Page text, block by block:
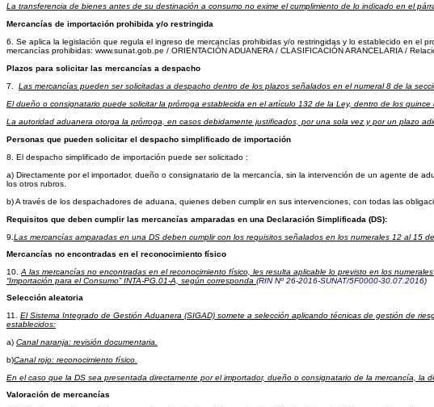
La transferencia de bienes antes de su destinación a consumo no exime el cumplimiento de lo indicado en el
Mercancías de importación prohibida y/o restringida
6.
Se aplica la legislación que regula el ingreso de mercancías prohibidas y/o restringidas y lo establecido en el
mercancías prohibidas: www.sunat.gob.pe / ORIENTACIÓN ADUANERA / CLASIFICACIÓN ARANCELARIA /
Plazos para solicitar las mercancías a despacho
7.
Las mercancías pueden ser solicitadas a despacho dentro de los plazos señalados en el numeral 8 de la
El dueño o consignatario puede solicitar la prórroga establecida en el artículo 132 de la Ley, dentro de los
La autoridad aduanera otorga la prórroga, en casos debidamente justificados, por una sola vez y por un plazo
Personas que pueden solicitar el despacho simplificado de importación
8.
El despacho simplificado de importación puede ser solicitado :
a) Directamente por el importador, dueño o consignatario de la mercancía, sin la intervención de un agente de
los otros rubros.
b)A través de los despachadores de aduana, quienes deben cumplir en sus intervenciones, con todas las
Requisitos que deben cumplir las mercancías amparadas en una Declaración Simplificada (DS):
9. Las mercancías amparadas en una DS deben cumplir con los requisitos señalados en los numerales 12 al 15
Mercancías no encontradas en el reconocimiento físico
10. A las mercancías no encontradas en el reconocimiento físico, les resulta aplicable lo previsto en los
“Importación para el Consumo” INTA-PG.01-A, según corresponda (RIN Nº 26-2016-SUNAT/5F0000-30.07.2016)
Selección aleatoria
11.
El Sistema Integrado de Gestión Aduanera (SIGAD) somete a selección aplicando técnicas de gestión de
establecidos:
a) Canal naranja: revisión documentaria.
b)Canal rojo: reconocimiento físico.
En el caso que la DS sea presentada directamente por el importador, dueño o consignatario de la mercancía, la
Valoración de mercancías